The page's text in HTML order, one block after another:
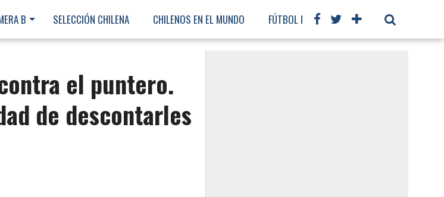
B SELECCIÓN CHILENA CHILENOS EN EL MUNDO FÚTBOL INTERNACIONAL
el puntero.
de descontarles